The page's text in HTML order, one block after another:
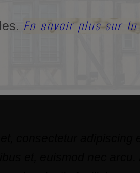
En savoir plus sur